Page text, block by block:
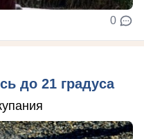
0
до 21 градуса